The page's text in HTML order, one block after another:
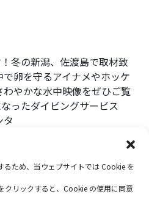
るため、当ウェブサイトでは Cookie を
クリックすると、Cookie の使用に同意
冬の新潟、佐渡島で取材致
卵を守るアイナメやホッケ
やかな水中映像をぜひご覧
ったダイビングサービス
タ
次へ→